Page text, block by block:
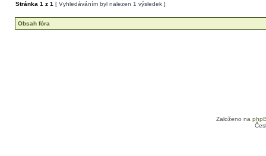
Stránka 1 z 1 [ Vyhledáváním byl nalezen 1 výsledek ]
Obsah fóra
Založeno na